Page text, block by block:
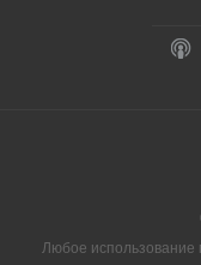
Любое использование